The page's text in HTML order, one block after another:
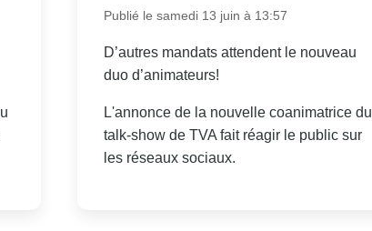
Publié le samedi 13 juin à 13:57
D’autres mandats attendent le nouveau
duo d’animateurs!
L'annonce de la nouvelle coanimatrice du
talk-show de TVA fait réagir le public sur
les réseaux sociaux.